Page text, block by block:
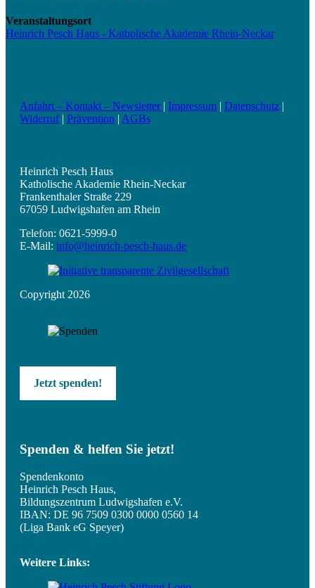
Veranstaltungsort
Heinrich Pesch Haus - Katholische Akademie Rhein-Neckar
Anfahrt – Kontakt – Newsletter | Impressum | Datenschutz |
Widerruf| Prävention | AGBs
Heinrich Pesch Haus
Katholische Akademie Rhein-Neckar
Frankenthaler Straße 229
67059 Ludwigshafen am Rhein
Telefon: 0621-5999-0
E-Mail: info@heinrich-pesch-haus.de
Copyright 2026
Jetzt spenden!
Spenden & helfen Sie jetzt!
Spendenkonto
Heinrich Pesch Haus,
Bildungszentrum Ludwigshafen e.V.
IBAN: DE 96 7509 0300 0000 0560 14
(Liga Bank eG Speyer)
Weitere Links: